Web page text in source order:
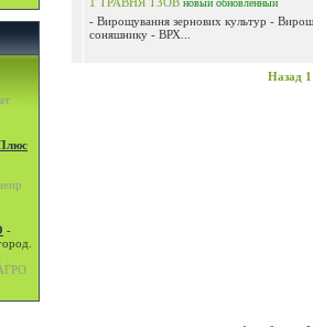
-
новый обновленный
- Вирощування зернових культур -
соняшнику - ВРХ...
Назад 1